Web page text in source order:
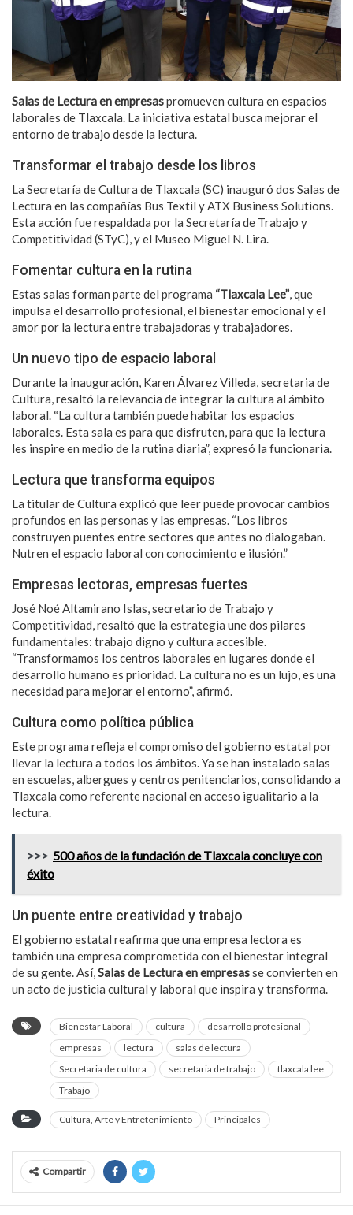
Salas de Lectura en empresaspromueven cultura en espacios
laborales de Tlaxcala. La iniciativa estatal busca mejorar el
entorno de trabajo desde la lectura.
Transformar el trabajo desde los libros
La Secretaría de Cultura de Tlaxcala (SC) inauguró dos Salas de
Lectura en las compañías Bus Textil y ATX Business Solutions.
Esta acción fue respaldada por la Secretaría de Trabajo y
Competitividad (STyC), y el Museo Miguel N. Lira.
Fomentar cultura en la rutina
Estas salas forman parte del programa “Tlaxcala Lee”, que
impulsa el desarrollo profesional, el bienestar emocional y el
amor por la lectura entre trabajadoras y trabajadores.
Un nuevo tipo de espacio laboral
Durante la inauguración, Karen Álvarez Villeda, secretaria de
Cultura, resaltó la relevancia de integrar la cultura al ámbito
laboral. “La cultura también puede habitar los espacios
laborales. Esta sala es para que disfruten, para que la lectura
les inspire en medio de la rutina diaria”, expresó la funcionaria.
Lectura que transforma equipos
La titular de Cultura explicó que leer puede provocar cambios
profundos en las personas y las empresas. “Los libros
construyen puentes entre sectores que antes no dialogaban.
Nutren el espacio laboral con conocimiento e ilusión.”
Empresas lectoras, empresas fuertes
José Noé Altamirano Islas, secretario de Trabajo y
Competitividad, resaltó que la estrategia une dos pilares
fundamentales: trabajo digno y cultura accesible.
“Transformamos los centros laborales en lugares donde el
desarrollo humano es prioridad. La cultura no es un lujo, es una
necesidad para mejorar el entorno”, afirmó.
Cultura como política pública
Este programa refleja el compromiso del gobierno estatal por
llevar la lectura a todos los ámbitos. Ya se han instalado salas
en escuelas, albergues y centros penitenciarios, consolidando a
Tlaxcala como referente nacional en acceso igualitario a la
lectura.
>>> 500 años de la fundación de Tlaxcala concluye con
éxito
Un puente entre creatividad y trabajo
El gobierno estatal reafirma que una empresa lectora es
también una empresa comprometida con el bienestar integral
de su gente. Así,Salas de Lectura en empresasse convierten en
un acto de justicia cultural y laboral que inspira y transforma.
Bienestar Laboral cultura
desarrollo profesional
empresas
lectura
salas de lectura
Secretaria de cultura
secretaria de trabajo
tlaxcala lee
Trabajo
Cultura, Arte y Entretenimiento Principales
Compartir